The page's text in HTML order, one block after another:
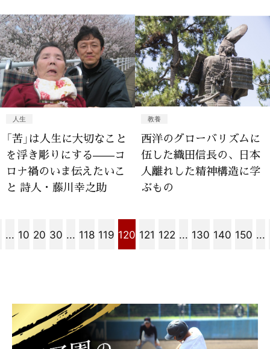
人生
「苦」は人生に大切なこと
を浮き彫りにする——コ
ロナ禍のいま伝えたいこ
と 詩人・藤川幸之助
教養
西洋のグローバリズムに
伍した織田信長の、日本
人離れした精神構造に学
ぶもの
... 10 20 30 ... 118 119 120 121 122 ... 130 140 150 ...